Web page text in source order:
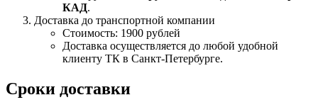
КАД.
Доставка до транспортной компании
Стоимость: 1900 рублей
Доставка осуществляется до любой удобной
клиенту ТК в Санкт-Петербурге.
Сроки доставки